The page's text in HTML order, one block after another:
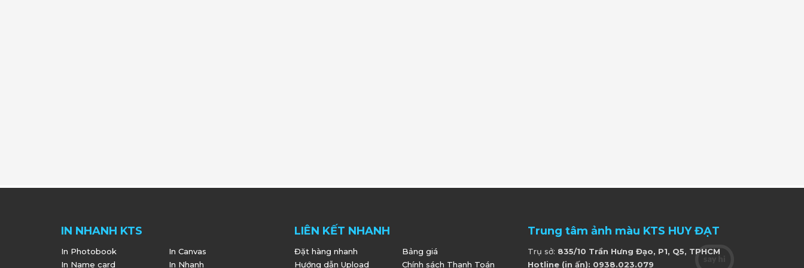
IN NHANH KTS
In Photobook
In Canvas
In Name card
In Nhanh
LIÊN KẾT NHANH
Đặt hàng nhanh
Bảng giá
Hướng dẫn Upload
Chính sách Thanh Toán
Trung tâm ảnh màu KTS HUY ĐẠT
Trụ sở: 835/10 Trần Hưng Đạo, P1, Q5, TPHCM
Hotline (in ấn): 0938.023.079